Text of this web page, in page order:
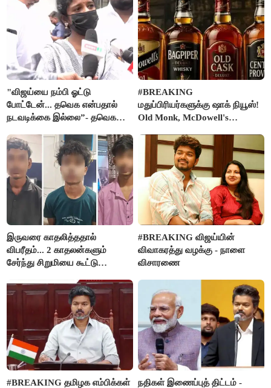
"விஜய்யை நம்பி ஓட்டு
போட்டேன்... தவெக என்பதால்
நடவடிக்கை இல்லை”- தவெக
கதறல்
#BREAKING
மதுப்பிரியர்களுக்கு ஷாக் நியூஸ்!
Old Monk, McDowell's
FSSAI தடை
இருவரை காதலித்ததால்
விபரீதம்... 2 காதலன்களும்
சேர்ந்து சிறுமியை கூட்டு
செய்த கொடூரம்
#BREAKING விஜய்யின்
விவாகரத்து வழக்கு - நாளை
விசாரணை
#BREAKING தமிழக எம்பிக்கள்
நதிகள் இணைப்புத் திட்டம் -